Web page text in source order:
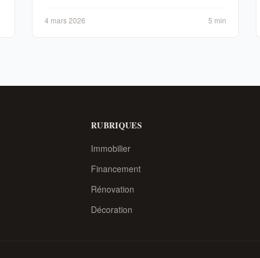
4 mars 2026 5 min
RUBRIQUES
Immobilier
Financement
Rénovation
Décoration